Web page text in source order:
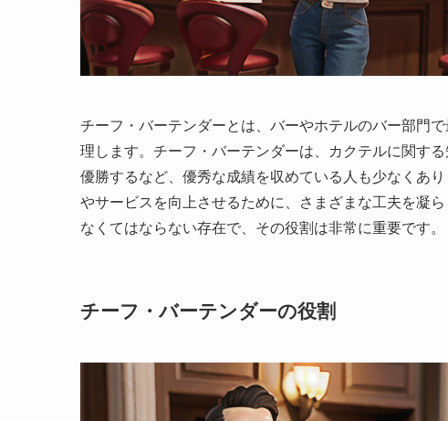
チーフ・バーテンダーとは、バーやホテルのバー部門で
理します。チーフ・バーテンダーは、カクテルに関す
優勝するなど、優秀な成績を収めている人も少なくあ
やサービスを向上させるために、さまざまな工夫を凝
なくてはならない存在で、その役割は非常に重要です。
チーフ・バーテンダーの役割